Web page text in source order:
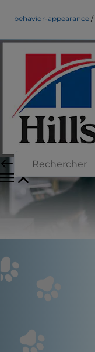
behavior-appearance
griffe-t-
Auteur du